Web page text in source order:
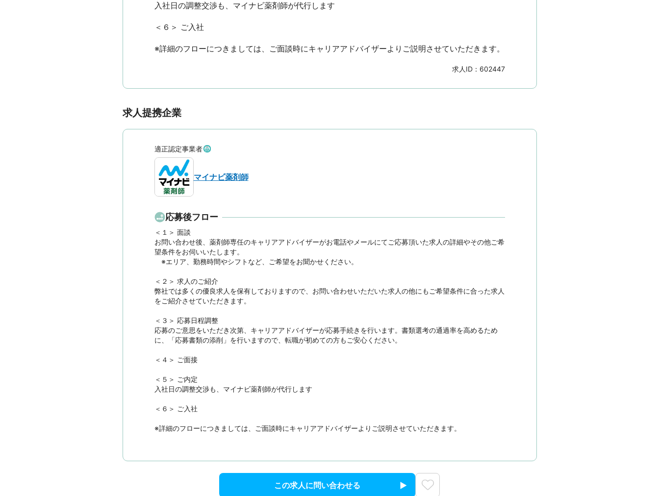
入社日の調整交渉も、マイナビ薬剤師が代行します
＜６＞ ご入社
※詳細のフローにつきましては、ご面談時にキャリアアドバイザーよりご説明させていただきます。
求人ID： 602447
求人提携企業
適正認定事業者
マイナビ薬剤師
応募後フロー
＜１＞ 面談
お問い合わせ後、薬剤師専任のキャリアアドバイザーがお電話やメールにてご応募頂いた求人の詳細やその他ご希
望条件をお伺いいたします。
※エリア、勤務時間やシフトなど、ご希望をお聞かせください。
＜２＞ 求人のご紹介
弊社では多くの優良求人を保有しておりますので、お問い合わせいただいた求人の他にもご希望条件に合った求人
をご紹介させていただきます。
＜３＞ 応募日程調整
応募のご意思をいただき次第、キャリアアドバイザーが応募手続きを行います。書類選考の通過率を高めるため
に、「応募書類の添削」を行いますので、転職が初めての方もご安心ください。
＜４＞ ご面接
＜５＞ ご内定
入社日の調整交渉も、マイナビ薬剤師が代行します
＜６＞ ご入社
※詳細のフローにつきましては、ご面談時にキャリアアドバイザーよりご説明させていただきます。
この求人に問い合わせる